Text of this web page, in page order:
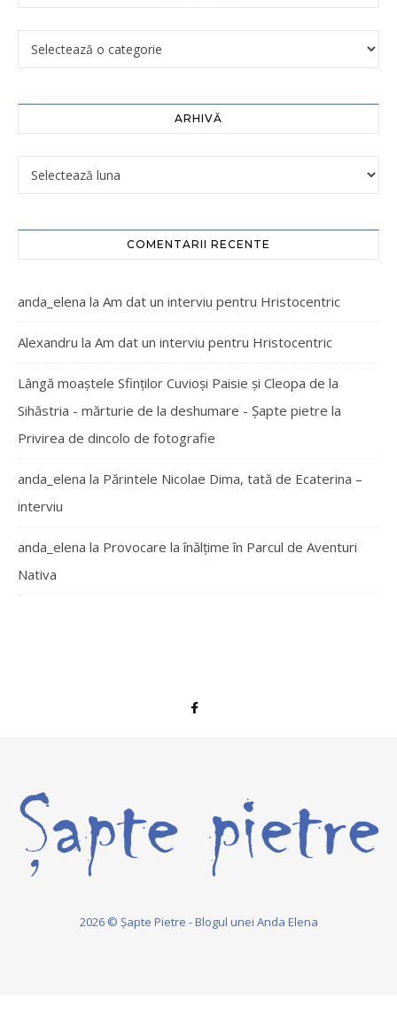
ARHIVĂ
COMENTARII RECENTE
anda_elena la Am dat un interviu pentru Hristocentric
Alexandru la Am dat un interviu pentru Hristocentric
Lângă moaștele Sfinților Cuvioși Paisie și Cleopa de la
Sihăstria - mărturie de la deshumare - Şapte pietre la
Privirea de dincolo de fotografie
anda_elena la Părintele Nicolae Dima, tată de Ecaterina –
interviu
anda_elena la Provocare la înălțime în Parcul de Aventuri
Nativa
2026 © Șapte Pietre - Blogul unei Anda Elena